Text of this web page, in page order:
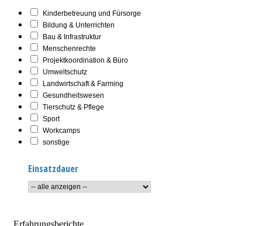
Kinderbetreuung und Fürsorge
Bildung & Unterrichten
Bau & Infrastruktur
Menschenrechte
Projektkoordination & Büro
Umweltschutz
Landwirtschaft & Farming
Gesundheitswesen
Tierschutz & Pflege
Sport
Workcamps
sonstige
Einsatzdauer